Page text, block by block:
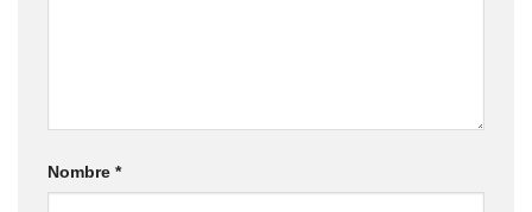
Nombre *